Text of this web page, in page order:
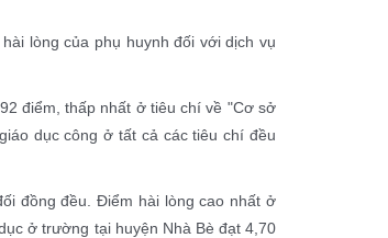
lòng của phụ huynh đối với dịch vụ
điểm, thấp nhất ở tiêu chí về "Cơ sở
dục công ở tất cả các tiêu chí đều
đồng đều. Điểm hài lòng cao nhất ở
ở trường tại huyện Nhà Bè đạt 4,70